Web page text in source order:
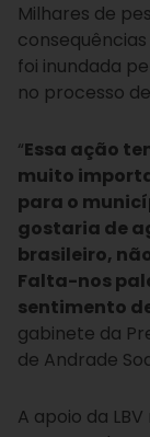
Milhares de
foi inundada
no processo
“Essa ação
muito
para o
gostaria de
brasileiro,
Falta-nos
sentimento
gabinete da
de Andrade
A apoio da